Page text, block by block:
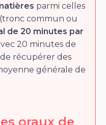
parmi celles
commun ou
de 20 minutes par
20 minutes de
récupérer des
générale de
oraux de